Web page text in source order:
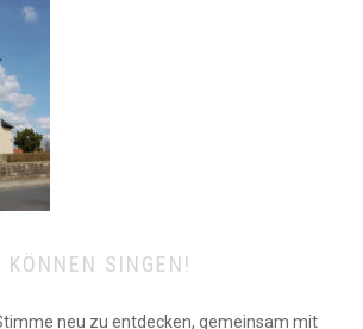
KÖNNEN SINGEN!
neu zu entdecken, gemeinsam mit